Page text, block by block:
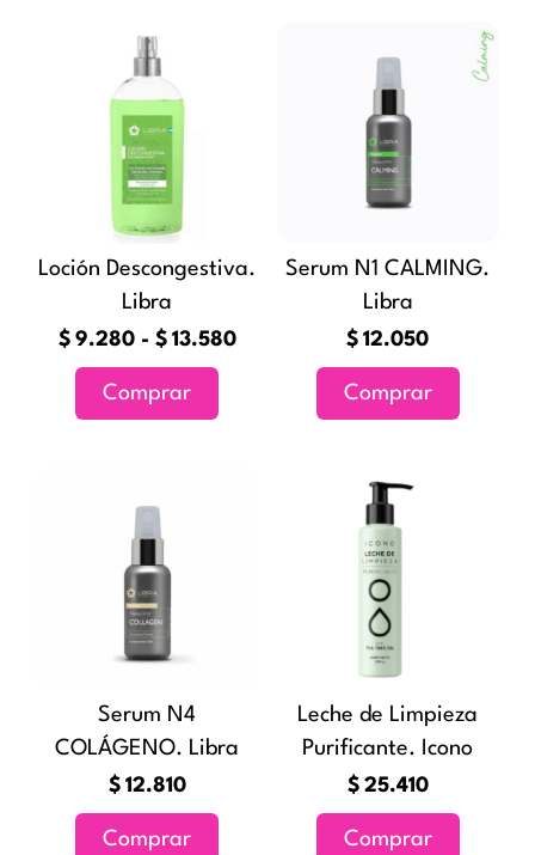
Loción Descongestiva.
Libra
$ 9.280 - $ 13.580
Comprar
se
elegir
en
Serum N1 CALMING.
Libra
$ 12.050
Comprar
Serum N4
COLÁGENO. Libra
$ 12.810
Comprar
Leche de Limpieza
Purificante. Icono
$ 25.410
Comprar